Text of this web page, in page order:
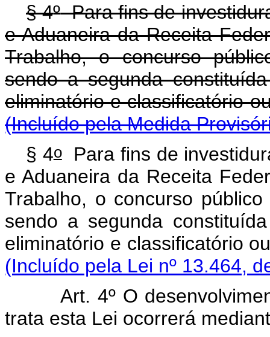
§ 4ºPara fins de
e Aduaneira da Receita
Trabalho, o concurso
sendo a segunda
eliminatório e
(Incluído pela Medida
§ 4oPara fins de
e Aduaneira da Receita
Trabalho, o concurso
sendo a segunda
eliminatório e
(Incluído pela Lei nº 13.464,
Art. 4º O
trata esta Lei ocorrerá